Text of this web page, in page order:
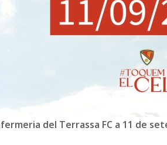
del Terrassa FC a 11 de